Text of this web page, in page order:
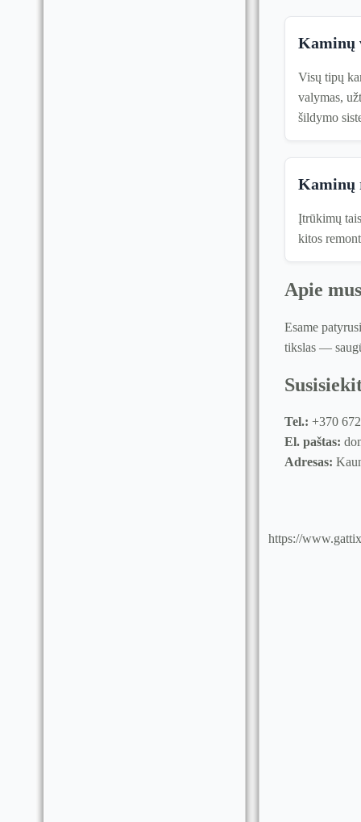
Kaminų
Visų tipų
valymas,
šildymo
Kaminų
Įtrūkimų
kitos
Apie mus
Esame
tikslas —
Tel.: +370
El. paštas:
Adresas:
https://